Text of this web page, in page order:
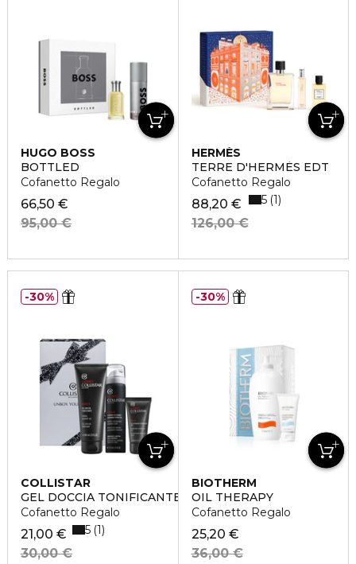
HUGO BOSS
BOTTLED
Cofanetto Regalo
66,50 €
95,00 €
HERMÈS
TERRE D'HERMÈS EDT
Cofanetto Regalo
88,20 €
126,00 €
5 1
COLLISTAR
GEL DOCCIA TONIFICANTE
Cofanetto Regalo
21,00 €
30,00 €
5 1
30%
BIOTHERM
OIL THERAPY
Cofanetto Regalo
25,20 €
36,00 €
30%